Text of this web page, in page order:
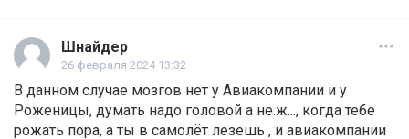
Шнайдер
26 февраля 2024 13:32
В данном случае мозгов нет у Авиакомпании и у
Роженицы, думать надо головой а не.ж..., когда тебе
рожать пора, а ты в самолёт лезешь , и авиакомпании